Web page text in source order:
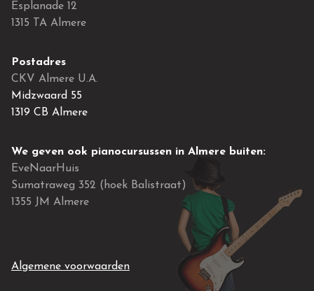
Esplanade 12
1315 TA Almere
Postadres
CKV Almere U.A.
Midzwaard 55
1319 CB Almere
We geven ook pianocursussen in Almere buiten:
EveNaarHuis
Sumatraweg 352 (hoek Balistraat)
1355 JM Almere
Algemene voorwaarden